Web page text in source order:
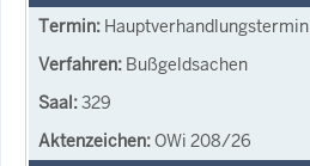
Hauptverhandlungstermin
Bußgeldsachen
329
OWi 208/26